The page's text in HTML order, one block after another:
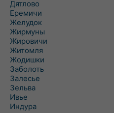
Дятлово
Еремичи
Желудок
Жирмуны
Жировичи
Житомля
Жодишки
Заболоть
Залесье
Зельва
Ивье
Индура